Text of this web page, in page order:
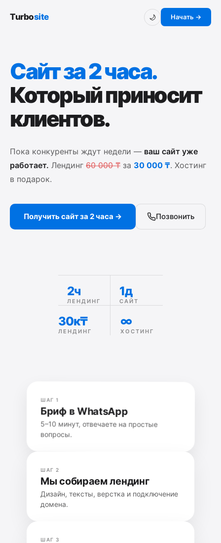
Turbosite 🌙 Начать →
ШАГ 1
Бриф в WhatsApp
5–10 минут, отвечаете на простые
вопросы.
ШАГ 2
Мы собираем лендинг
Дизайн, тексты, верстка и подключение
домена.
ШАГ 3
Сайт за 2 часа.
Который приносит
клиентов.
Пока конкуренты ждут недели — ваш сайт уже
работает. Лендинг 60 000 ₸ за 30 000 ₸. Хостинг
в подарок.
Получить сайт за 2 часа → Позвонить
2ч
ЛЕНДИНГ
1д
САЙТ
30к₸
ЛЕНДИНГ
∞
ХОСТИНГ